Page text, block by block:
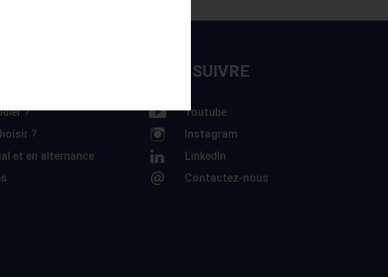
?
?
et en alternance
NOUS SUIVRE
Youtube
Instagram
LinkedIn
Contactez-nous